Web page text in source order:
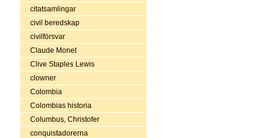
citatsamlingar
civil beredskap
civilförsvar
Claude Monet
Clive Staples Lewis
clowner
Colombia
Colombias historia
Columbus, Christofer
conquistadorerna